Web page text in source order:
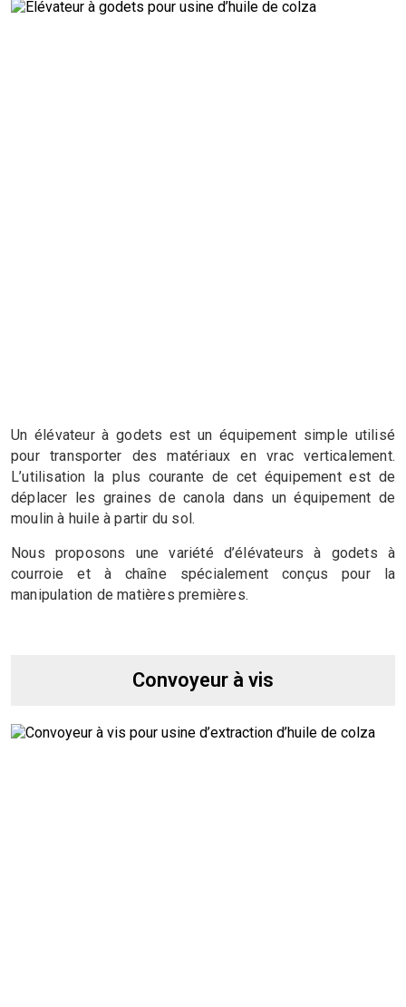
Un élévateur à godets est un équipement simple utilisé
pour transporter des matériaux en vrac verticalement.
L’utilisation la plus courante de cet équipement est de
déplacer les graines de canola dans un équipement de
moulin à huile à partir du sol.
Nous proposons une variété d’élévateurs à godets à
courroie et à chaîne spécialement conçus pour la
manipulation de matières premières.
Convoyeur à vis